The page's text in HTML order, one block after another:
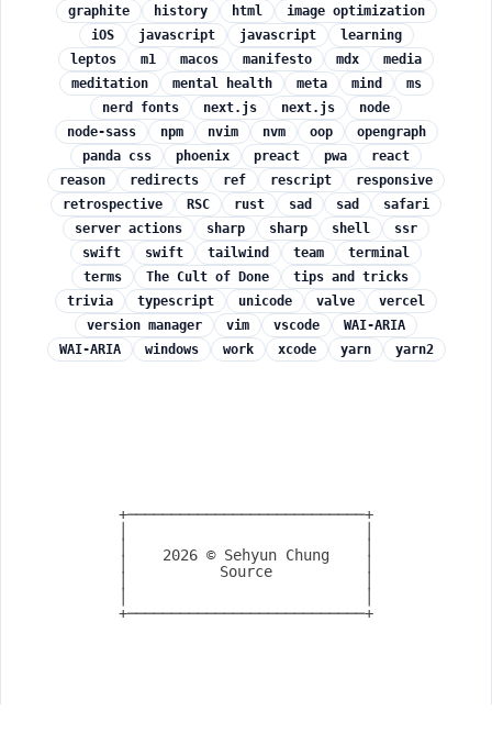
graphite history html
image optimization
iOS
javascript javascript
learning
leptos
m1 macos manifesto mdx
media
meditation
mental health meta mind
ms
nerd fonts
next.js next.js
node
node-sass
npm nvim nvm oop
opengraph
panda css
phoenix preact pwa
react
reason
redirects ref rescript
responsive
retrospective
RSC rust sad sad
safari
server actions
sharp sharp shell
ssr
swift
swift tailwind team
terminal
terms
The Cult of Done
tips and tricks
trivia
typescript unicode valve
vercel
version manager
vim vscode
WAI-ARIA
WAI-ARIA
windows work xcode yarn yarn2
+───────────────────────────+
│                           │
│                           │
│                           │
+───────────────────────────+
2026 © Sehyun Chung
Source